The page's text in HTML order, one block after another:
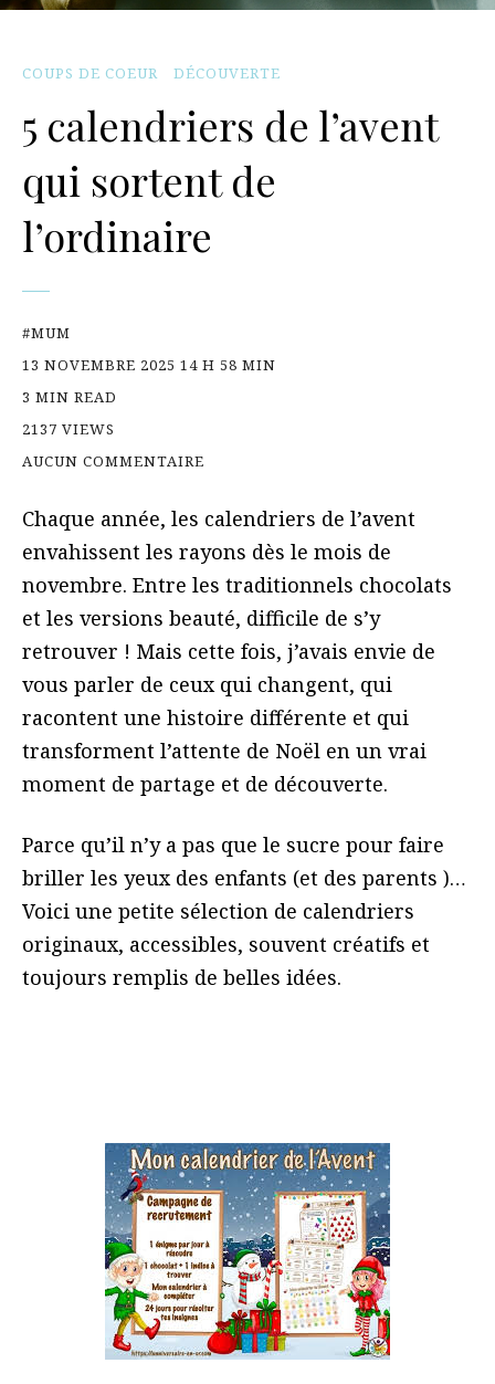
COUPS DE COEUR DÉCOUVERTE
5 calendriers de l’avent
qui sortent de
l’ordinaire
#MUM
13 NOVEMBRE 2025 14 H 58 MIN
3 MIN READ
2137 VIEWS
AUCUN COMMENTAIRE
Chaque année, les calendriers de l’avent
envahissent les rayons dès le mois de
novembre. Entre les traditionnels chocolats
et les versions beauté, difficile de s’y
retrouver ! Mais cette fois, j’avais envie de
vous parler de ceux qui changent, qui
racontent une histoire différente et qui
transforment l’attente de Noël en un vrai
moment de partage et de découverte.
Parce qu’il n’y a pas que le sucre pour faire
briller les yeux des enfants (et des parents )…
Voici une petite sélection de calendriers
originaux, accessibles, souvent créatifs et
toujours remplis de belles idées.